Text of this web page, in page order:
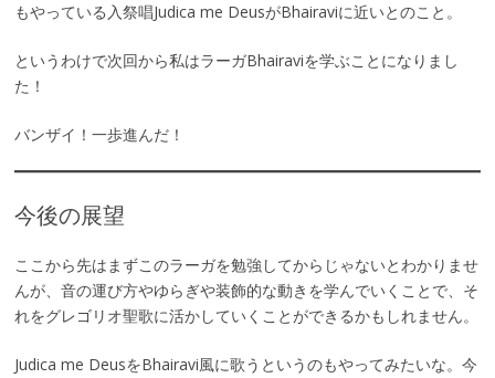
もやっている入祭唱Judica me DeusがBhairaviに近いとのこと。
というわけで次回から私はラーガBhairaviを学ぶことになりまし
た！
バンザイ！一歩進んだ！
今後の展望
ここから先はまずこのラーガを勉強してからじゃないとわかりませ
んが、音の運び方やゆらぎや装飾的な動きを学んでいくことで、そ
れをグレゴリオ聖歌に活かしていくことができるかもしれません。
Judica me DeusをBhairavi風に歌うというのもやってみたいな。今